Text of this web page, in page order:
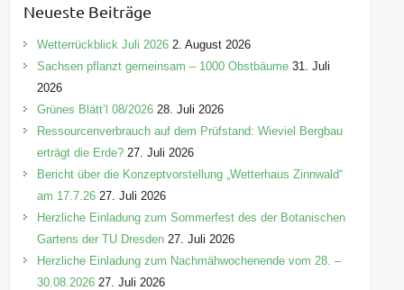
g
o
r
e
n
Neueste Beiträge
Wetterrückblick Juli 2026 2. August 2026
Sachsen pflanzt gemeinsam – 1000 Obstbäume 31. Juli
2026
Grünes Blätt’l 08/2026 28. Juli 2026
Ressourcenverbrauch auf dem Prüfstand: Wieviel Bergbau
erträgt die Erde? 27. Juli 2026
Bericht über die Konzeptvorstellung „Wetterhaus Zinnwald“
am 17.7.26 27. Juli 2026
Herzliche Einladung zum Sommerfest des der Botanischen
Gartens der TU Dresden 27. Juli 2026
Herzliche Einladung zum Nachmähwochenende vom 28. –
30.08.2026 27. Juli 2026